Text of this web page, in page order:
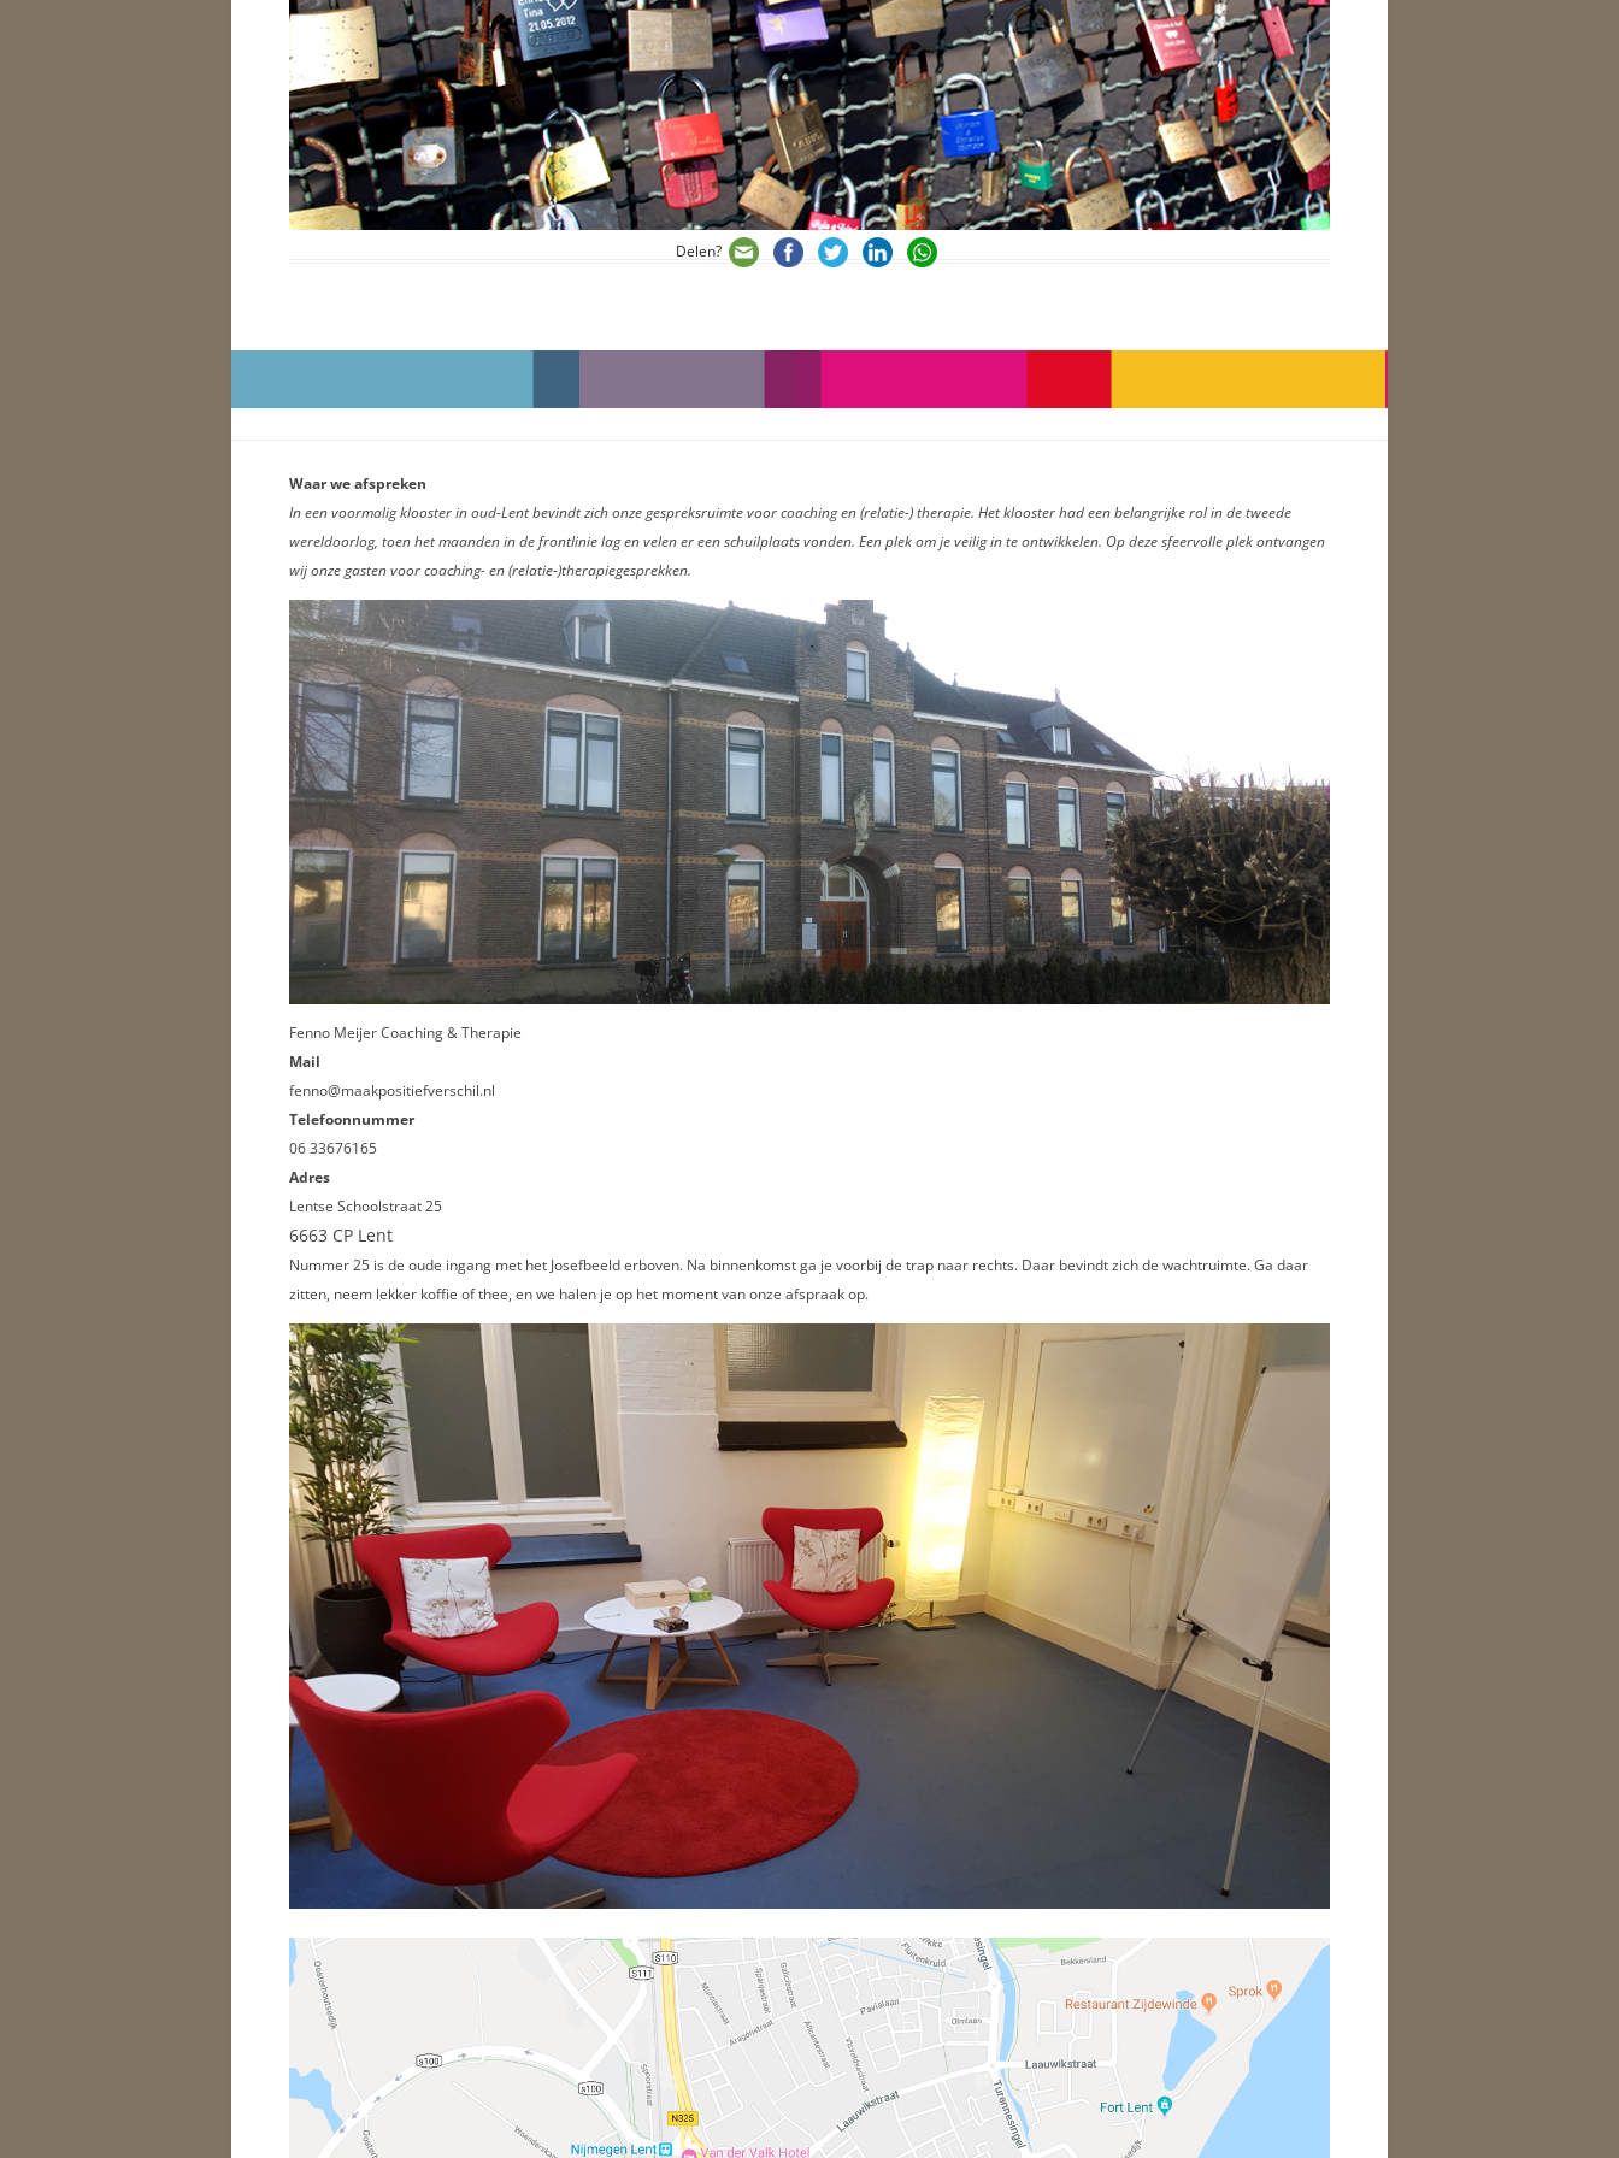
Delen?
Waar we afspreken
In een voormalig klooster in oud-Lent bevindt zich onze gespreksruimte voor coaching en (relatie-) therapie. Het klooster had een belangrijke rol in de tweede
wereldoorlog, toen het maanden in de frontlinie lag en velen er een schuilplaats vonden. Een plek om je veilig in te ontwikkelen. Op deze sfeervolle plek ontvangen
wij onze gasten voor coaching- en (relatie-)therapiegesprekken.
Fenno Meijer Coaching & Therapie
Mail
fenno@maakpositiefverschil.nl
Telefoonnummer
06 33676165
Adres
Lentse Schoolstraat 25
6663 CP Lent
Nummer 25 is de oude ingang met het Josefbeeld erboven. Na binnenkomst ga je voorbij de trap naar rechts. Daar bevindt zich de wachtruimte. Ga daar
zitten, neem lekker koffie of thee, en we halen je op het moment van onze afspraak op.